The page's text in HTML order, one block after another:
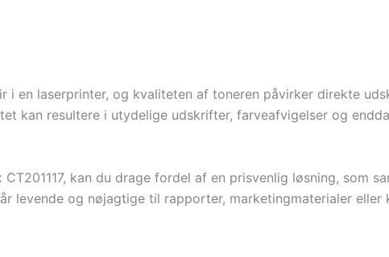
en laserprinter, og kvaliteten af toneren påvirker direkte
kan resultere i utydelige udskrifter, farveafvigelser og
kan du drage fordel af en prisvenlig løsning, som
levende og nøjagtige til rapporter, marketingmaterialer eller